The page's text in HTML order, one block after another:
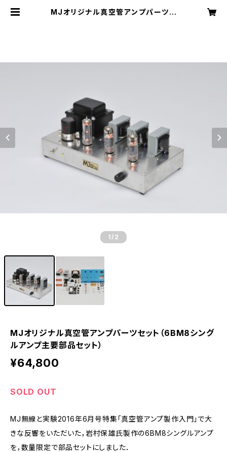
MJオリジナル真空管アンプパーツセ
1 /2
MJオリジナル真空管アンプパーツセット（6BM8シング
ルアンプ主要部品セット）
¥64,800
SOLD OUT
MJ無線と実験2016年6月号特集「真空管アンプ製作入門」で大
きな反響をいただいた，岩村保雄氏製作の6BM8シングルアンプ
を，数量限定で部品セットにしました．